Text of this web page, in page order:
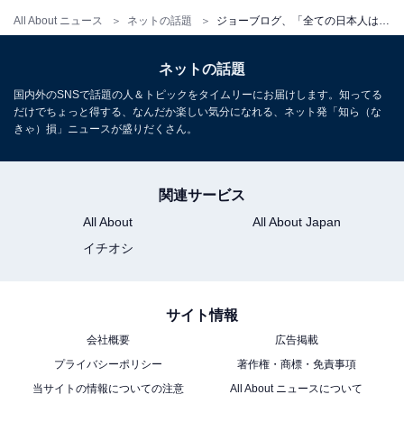
All About ニュース ネットの話題
ネットの話題
国内外のSNSで話題の人＆トピックをタイムリーにお届けします。知ってる
だけでちょっと得する、なんだか楽しい気分になれる、ネット発「知ら（な
きゃ）損」ニュースが盛りだくさん。
関連サービス
All About
All About Japan
イチオシ
サイト情報
会社概要
広告掲載
プライバシーポリシー
著作権・商標・免責事項
当サイトの情報についての注意
All About ニュースについて